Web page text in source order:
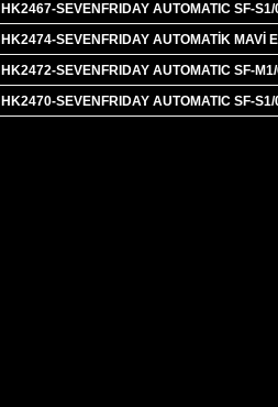
HK2467-SEVENFRIDAY AUTOMATIC SF-
HK2474-SEVENFRIDAY AUTOMATİK MAVİ
HK2472-SEVENFRIDAY AUTOMATIC SF-
HK2470-SEVENFRIDAY AUTOMATIC SF-